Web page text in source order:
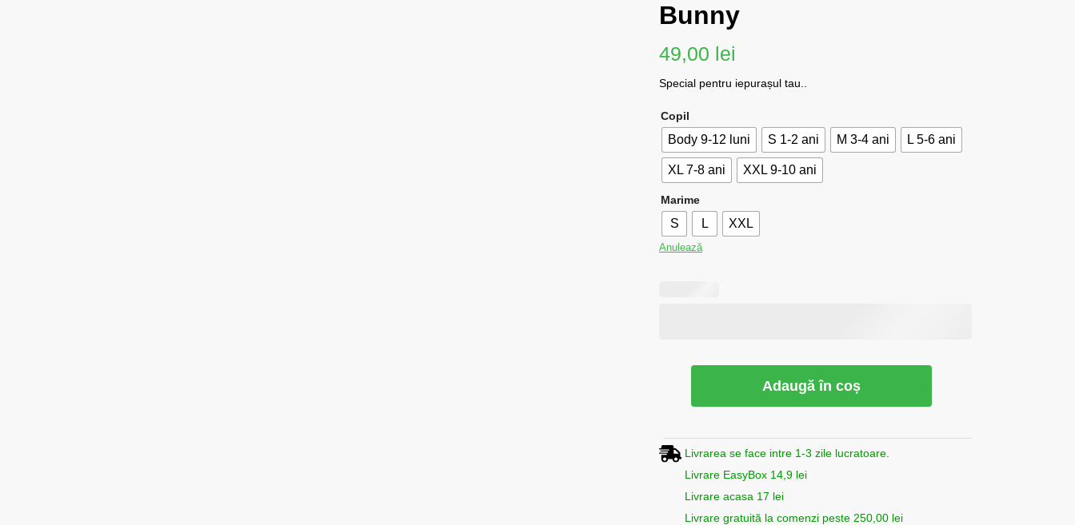
Bunny
49,00 lei
Special pentru iepurașul tau..
Copil
Body 9-12 luni S 1-2 ani M 3-4 ani L 5-6 ani
XL 7-8 ani XXL 9-10 ani
Marime
S L XXL
Anulează
Adaugă în coș
Livrarea se face intre 1-3 zile lucratoare.
Livrare EasyBox 14,9 lei
Livrare acasa 17 lei
Livrare gratuită la comenzi peste 250,00 lei